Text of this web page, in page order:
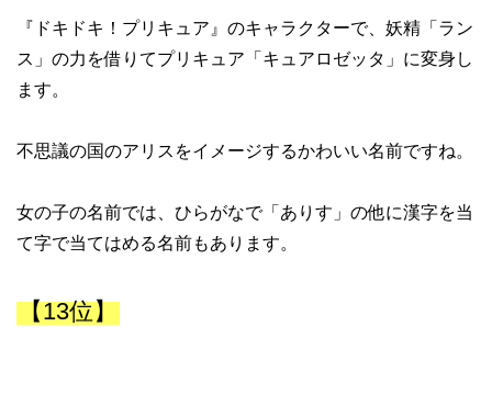
『ドキドキ！プリキュア』のキャラクターで、妖精「ラン
ス」の力を借りてプリキュア「キュアロゼッタ」に変身し
ます。
不思議の国のアリスをイメージするかわいい名前ですね。
女の子の名前では、ひらがなで「ありす」の他に漢字を当
て字で当てはめる名前もあります。
【13位】